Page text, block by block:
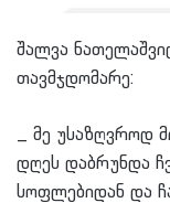
შალვა
თავმჯდომარე:
_ მე უსაზღვროდ
დღეს დაბრუნდა
სოფლებიდან და